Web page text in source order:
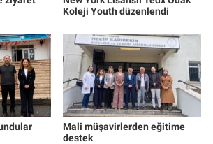
Koleji Youth düzenlendi
Mali müşavirlerden eğitime
destek